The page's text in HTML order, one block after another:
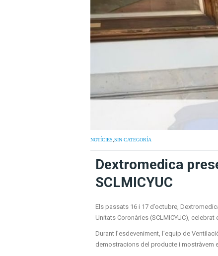
NOTÍCIES,SIN CATEGORÍA
Dextromedica
SCLMICYUC
Els passats 16 i 17 d’octubre,
Unitats Coronàries (SCLMICYUC),
Durant l’esdeveniment, l’equip de
demostracions del producte i mostràvem